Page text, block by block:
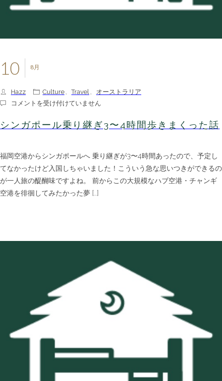
8月
10
Hazz Culture , Travel ,
オーストラリア
シ
ガ
ポ
乗
り
継
ぎ
3〜
コメントを受け付けていません
シンガポール乗り継ぎ3〜4時間歩きまくった話
福岡空港からシンガポールへ 乗り継ぎが3〜4時間あったので、予定し
てなかったけど入国しちゃいました！こういう急な思いつきができるの
が一人旅の醍醐味ですよね。 前からこの大規模なハブ空港・チャンギ
空港を徘徊してみたかった夢 […]